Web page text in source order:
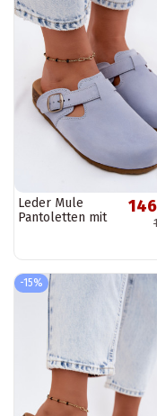
Leder Mule
Pantoletten mit
-15%